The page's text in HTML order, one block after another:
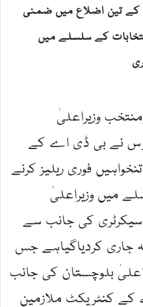
کے تین اضلاع میں ضمنی
کے سلسلے میں
وزیراعلیٰ
نے بی ڈی اے کے
فوری ریلیز کرنے
میں وزیراعلیٰ
کی جانب سے
جاری کردیاگیاہے جس
بلوچستان کی جانب
کنٹریکٹ ملازمین